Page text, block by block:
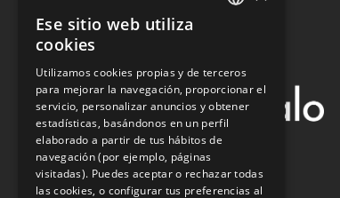
Ese sitio web utiliza
cookies
Utilizamos cookies propias y de terceros
para mejorar la navegación, proporcionar el
servicio, personalizar anuncios y obtener
estadísticas, basándonos en un perfil
elaborado a partir de tus hábitos de
navegación (por ejemplo, páginas
visitadas). Puedes aceptar o rechazar todas
las cookies, o configurar tus preferencias al